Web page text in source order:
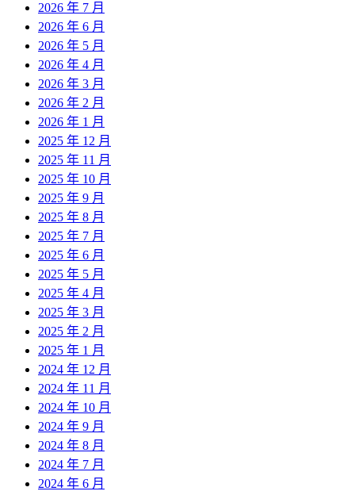
2026 年 7 月
2026 年 6 月
2026 年 5 月
2026 年 4 月
2026 年 3 月
2026 年 2 月
2026 年 1 月
2025 年 12 月
2025 年 11 月
2025 年 10 月
2025 年 9 月
2025 年 8 月
2025 年 7 月
2025 年 6 月
2025 年 5 月
2025 年 4 月
2025 年 3 月
2025 年 2 月
2025 年 1 月
2024 年 12 月
2024 年 11 月
2024 年 10 月
2024 年 9 月
2024 年 8 月
2024 年 7 月
2024 年 6 月